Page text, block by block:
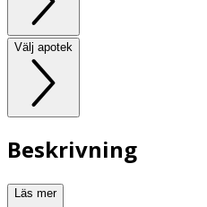
Välj apotek
Beskrivning
Läs mer